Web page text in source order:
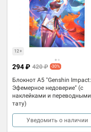
12+
Блокнот А5 "Genshin Impact:
Эфемерное недоверие" (с
наклейками и переводными
тату)
294 ₽ 420 ₽ -30%
Уведомить о наличии